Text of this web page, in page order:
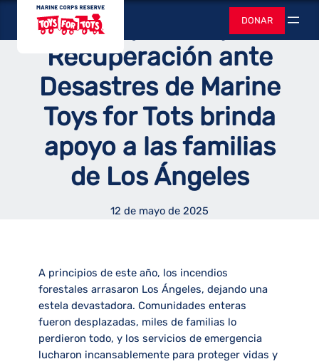
contenido
Juguetes
DONAR Buscar
Respuesta y
Recuperación ante
Desastres de Marine
Toys for Tots brinda
apoyo a las familias
de Los Ángeles
12 de mayo de 2025
A principios de este año, los incendios
forestales arrasaron Los Ángeles, dejando una
estela devastadora. Comunidades enteras
fueron desplazadas, miles de familias lo
perdieron todo, y los servicios de emergencia
lucharon incansablemente para proteger vidas y